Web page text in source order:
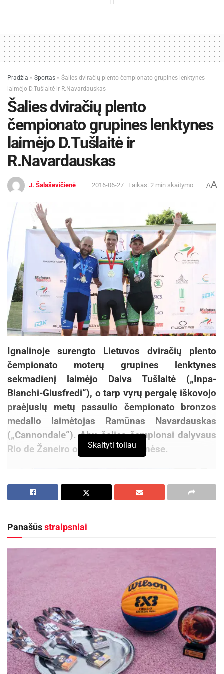
Pradžia » Sportas » Šalies dviračių plento čempionato grupines lenktynes
laimėjo D.Tušlaitė ir R.Navardauskas
Šalies dviračių plento
čempionato grupines lenktynes
laimėjo D.Tušlaitė ir
R.Navardauskas
J. Šalaševičienė 2016-06-27 Laikas: 2 min skaitymo AA
Ignalinoje surengto Lietuvos dviračių plento
čempionato moterų grupines lenktynes
sekmadienį laimėjo Daiva Tušlaitė („Inpa-
Bianchi-Giusfredi“), o tarp vyrų pergalę iškovojo
praėjusių metų pasaulio čempionato bronzos
medalio laimėtojas Ramūnas Navardauskas
(„Cannondale“). Abu šalies čempionai dalyvaus
Rio de Žaneiro olimpinėse žaidynėse.
Tušlaitė apgynė čempionės titulą, o R.
Navardauskas šalies grupinių lenktynių
čempionu tapo po penkerių metų pertraukos.
Aktualios naujienos
Skaityti toliau
Panašūsstraipsniai